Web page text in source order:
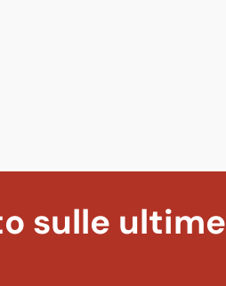
sulle ultime